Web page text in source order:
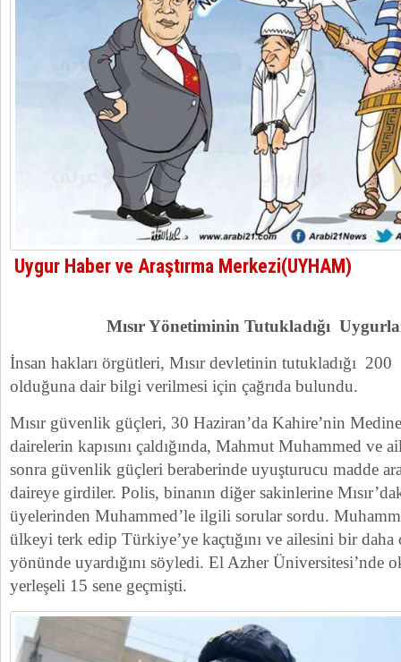
Uygur Haber ve Araştırma Merkezi(UYHAM)
Mısır Yönetiminin Tutukladığı
İnsan hakları örgütleri, Mısır devletinin tutukladığı
olduğuna dair bilgi verilmesi için çağrıda bulundu.
Mısır güvenlik güçleri, 30 Haziran’da Kahire’nin
dairelerin kapısını çaldığında, Mahmut Muhammed ve
sonra güvenlik güçleri beraberinde uyuşturucu madde
daireye girdiler. Polis, binanın diğer sakinlerine
üyelerinden Muhammed’le ilgili sorular sordu.
ülkeyi terk edip Türkiye’ye kaçtığını ve ailesini bir daha
yönünde uyardığını söyledi. El Azher Üniversitesi’nde
yerleşeli 15 sene geçmişti.